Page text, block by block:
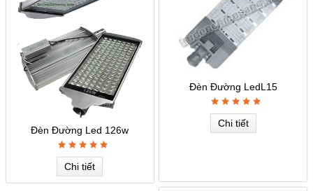
Đèn Đường Led 126w
Chi tiết
Đèn Đường LedL15
Chi tiết